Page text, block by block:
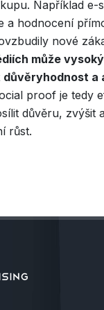
Například e-
a hodnocení
nové
může
důvěryhodnost
proof je tedy
důvěru, zvýšit
růst.